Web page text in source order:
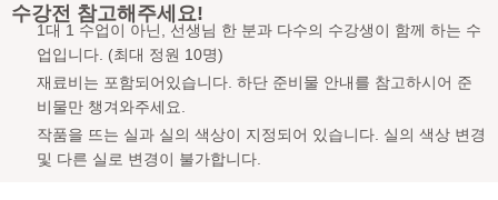
수강전 참고해주세요!
1대 1 수업이 아닌, 선생님 한 분과 다수의 수강생이 함께 하는 수
업입니다. (최대 정원 10명)
재료비는 포함되어있습니다. 하단 준비물 안내를 참고하시어 준
비물만 챙겨와주세요.
작품을 뜨는 실과 실의 색상이 지정되어 있습니다. 실의 색상 변경
및 다른 실로 변경이 불가합니다.